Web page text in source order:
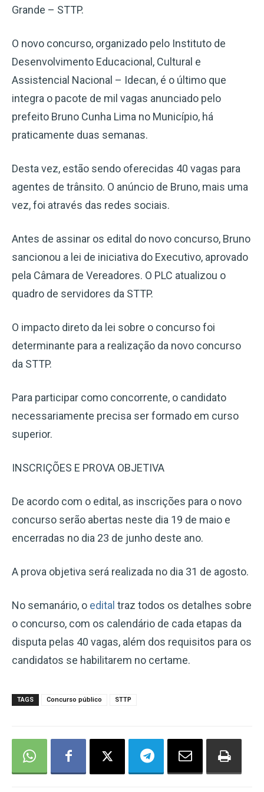
Grande – STTP.
O novo concurso, organizado pelo Instituto de
Desenvolvimento Educacional, Cultural e
Assistencial Nacional – Idecan, é o último que
integra o pacote de mil vagas anunciado pelo
prefeito Bruno Cunha Lima no Município, há
praticamente duas semanas.
Desta vez, estão sendo oferecidas 40 vagas para
agentes de trânsito. O anúncio de Bruno, mais uma
vez, foi através das redes sociais.
Antes de assinar os edital do novo concurso, Bruno
sancionou a lei de iniciativa do Executivo, aprovado
pela Câmara de Vereadores. O PLC atualizou o
quadro de servidores da STTP.
O impacto direto da lei sobre o concurso foi
determinante para a realização da novo concurso
da STTP.
Para participar como concorrente, o candidato
necessariamente precisa ser formado em curso
superior.
INSCRIÇÕES E PROVA OBJETIVA
De acordo com o edital, as inscrições para o novo
concurso serão abertas neste dia 19 de maio e
encerradas no dia 23 de junho deste ano.
A prova objetiva será realizada no dia 31 de agosto.
No semanário, o edital traz todos os detalhes sobre
o concurso, com os calendário de cada etapas da
disputa pelas 40 vagas, além dos requisitos para os
candidatos se habilitarem no certame.
TAGS Concurso público STTP